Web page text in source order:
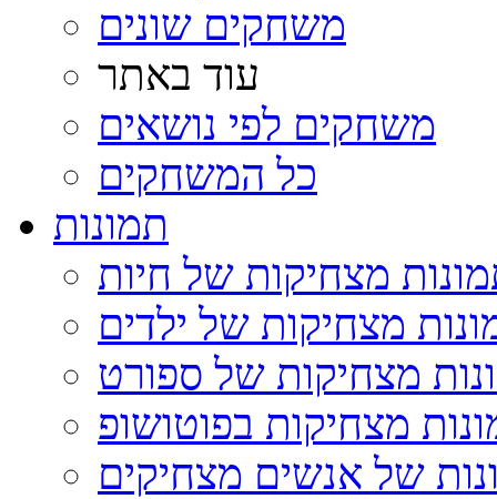
משחקים שונים
עוד באתר
משחקים לפי נושאים
כל המשחקים
תמונות
מצחיקות של חיות
מצחיקות של ילדים
מצחיקות של ספורט
מצחיקות בפוטושופ
של אנשים מצחיקים